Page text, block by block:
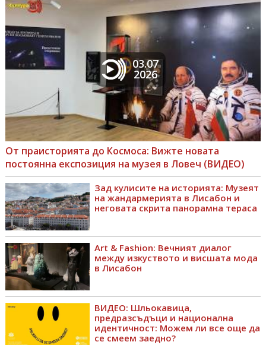
03.07
2026
От праисторията до Космоса: Вижте новата
постоянна експозиция на музея в Ловеч (ВИДЕО)
Зад кулисите на историята: Музеят
на жандармерията в Лисабон и
неговата скрита панорамна тераса
Art & Fashion: Вечният диалог
между изкуството и висшата мода
в Лисабон
ВИДЕО: Шльокавица,
предразсъдъци и национална
идентичност: Можем ли все още да
се смеем заедно?